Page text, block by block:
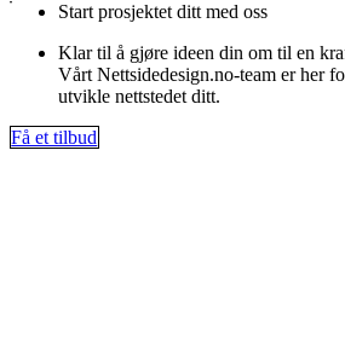
Start prosjektet ditt med oss
Klar til å gjøre ideen din om til en
Vårt Nettsidedesign.no-team er her
utvikle nettstedet ditt.
Få et tilbud